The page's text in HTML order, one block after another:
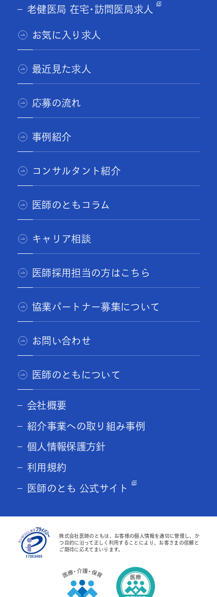
老健医局 在宅･訪問医局求人
お気に入り求人
最近見た求人
応募の流れ
事例紹介
コンサルタント紹介
医師のともコラム
キャリア相談
医師採用担当の方はこちら
協業パートナー募集について
お問い合わせ
医師のともについて
会社概要
紹介事業への取り組み事例
個人情報保護方針
利用規約
医師のとも 公式サイト
株式会社医師のともは、お客様の個人情報を適切に管理し、か
つ目的に沿って正しく利用することにより、お客さまの信頼と
ご期待に応えてまいります。